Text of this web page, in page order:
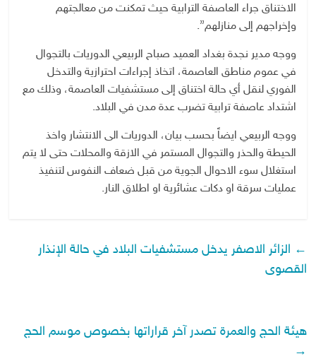
الاختناق جراء العاصفة الترابية حيث تمكنت من معالجتهم
وإخراجهم إلى منازلهم”.
ووجه مدير نجدة بغداد العميد صباح الربيعي الدوريات بالتجوال
في عموم مناطق العاصمة، اتخاذ إجراءات احترازية والتدخل
الفوري لنقل أي حالة اختناق إلى مستشفيات العاصمة، وذلك مع
اشتداد عاصفة ترابية تضرب عدة مدن في البلاد.
ووجه الربيعي ايضاً بحسب بيان، الدوريات الى الانتشار واخذ
الحيطة والحذر والتجوال المستمر في الازقة والمحلات حتى لا يتم
استغلال سوء الاحوال الجوية من قبل ضعاف النفوس لتنفيذ
عمليات سرقة او دكات عشائرية او اطلاق النار.
← الزائر الاصفر يدخل مستشفيات البلاد في حالة الإنذار
القصوى
هيئة الحج والعمرة تصدر آخر قراراتها بخصوص موسم الحج
→